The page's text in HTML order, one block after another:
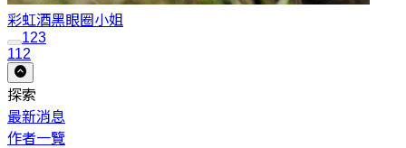
彩虹酒黑眼圈小姐
123
112
探索
最新消息
作者一覽